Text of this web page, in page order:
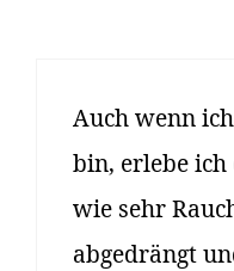
Auch wenn
bin, erlebe ich
wie sehr
abgedrängt